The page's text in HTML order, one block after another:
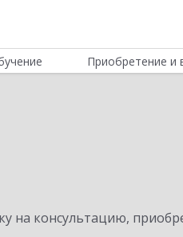
Приобретение и
на консультацию,